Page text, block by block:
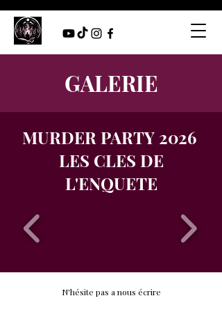
GALERIE
MURDER PARTY 2026
LES CLES DE
L'ENQUETE
N'hésite pas a nous écrire